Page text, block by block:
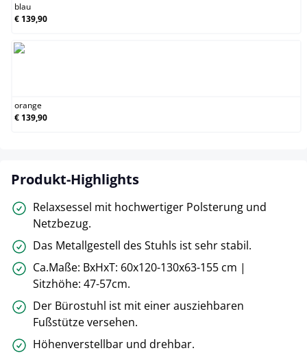
blau
€ 139,90
orange
€ 139,90
Produkt-Highlights
Relaxsessel mit hochwertiger Polsterung und
Netzbezug.
Das Metallgestell des Stuhls ist sehr stabil.
Ca.Maße: BxHxT: 60x120-130x63-155 cm |
Sitzhöhe: 47-57cm.
Der Bürostuhl ist mit einer ausziehbaren
Fußstütze versehen.
Höhenverstellbar und drehbar.